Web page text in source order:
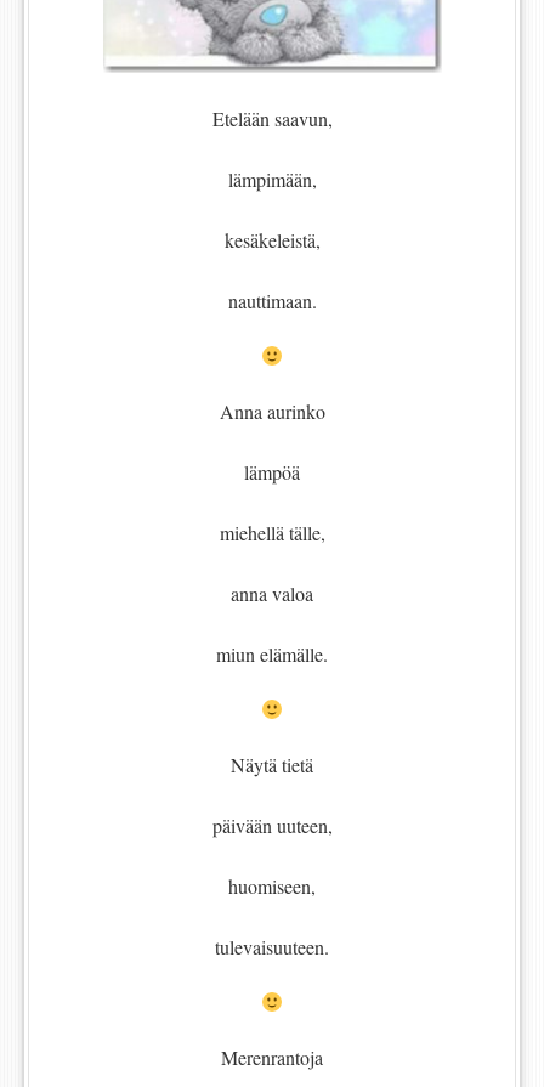
Etelään saavun,
lämpimään,
kesäkeleistä,
nauttimaan.
Anna aurinko
lämpöä
miehellä tälle,
anna valoa
miun elämälle.
Näytä tietä
päivään uuteen,
huomiseen,
tulevaisuuteen.
Merenrantoja